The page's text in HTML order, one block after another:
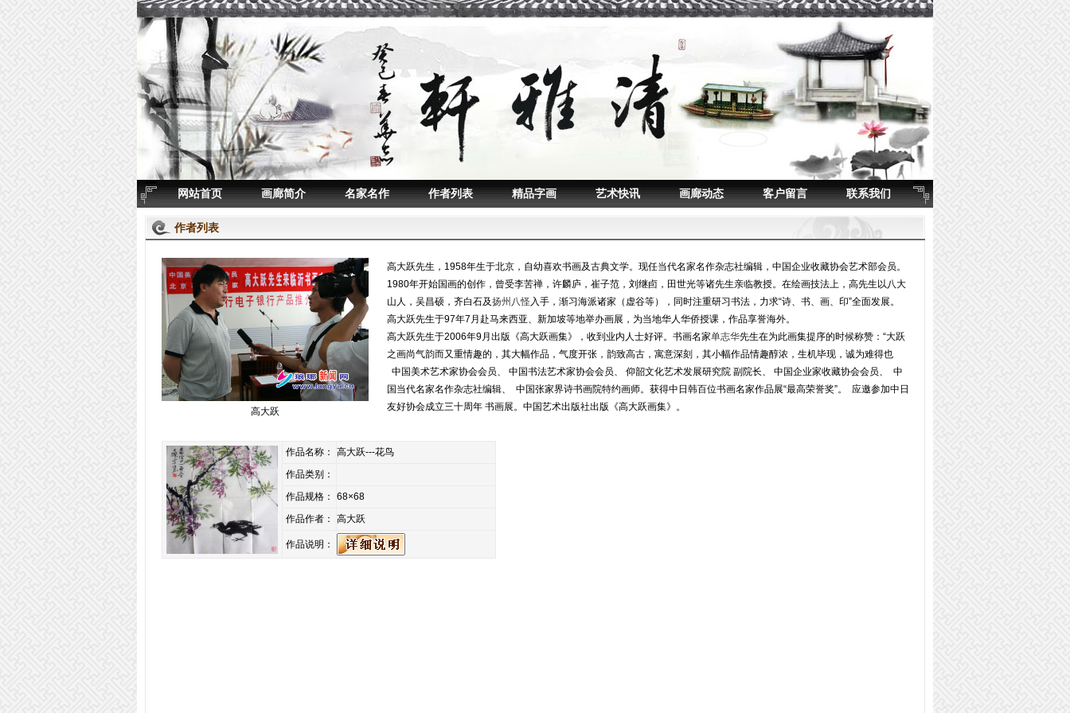
网站首页 画廊简介 名家名作 作者列表 精品字画 艺术快讯 画廊动态 客户留言 联系我们
作者列表
高大跃
高大跃先生，1958年生于北京，自幼喜欢书画及古典文学。现任当代名家名作杂志社编辑，中国企业收藏协会艺术部会员。
1980年开始国画的创作，曾受李苦禅，许麟庐，崔子范，刘继卣，田世光等诸先生亲临教授。在绘画技法上，高先生以八大
山人，吴昌硕，齐白石及扬州八怪入手，渐习海派诸家（虚谷等），同时注重研习书法，力求“诗、书、画、印”全面发展。
高大跃先生于97年7月赴马来西亚、新加坡等地举办画展，为当地华人华侨授课，作品享誉海外。
高大跃先生于2006年9月出版《高大跃画集》，收到业内人士好评。书画名家单志华先生在为此画集提序的时候称赞：“大跃
之画尚气韵而又重情趣的，其大幅作品，气度开张，韵致高古，寓意深刻，其小幅作品情趣醇浓，生机毕现，诚为难得也
中国美术艺术家协会会员、 中国书法艺术家协会会员、 仰韶文化艺术发展研究院 副院长、 中国企业家收藏协会会员、 中
国当代名家名作杂志社编辑、 中国张家界诗书画院特约画师。获得中日韩百位书画名家作品展“最高荣誉奖”。 应邀参加中日
友好协会成立三十周年 书画展。中国艺术出版社出版《高大跃画集》。
作品名称：
高大跃---花鸟
作品类别：
作品规格：
68×68
作品作者：
高大跃
作品说明：